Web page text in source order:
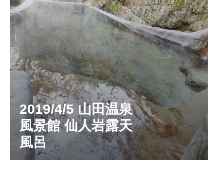
2019/4/5 山田温泉
風景館 仙人岩露天
風呂